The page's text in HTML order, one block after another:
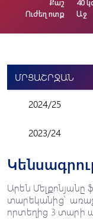
Քաշ
Ուժեղ ոտք
40
Աջ
ՄՐՑԱՇՐՋԱՆ
2024/25
2023/24
Արեն Մելքոնյանը
տարեկանից՝
որտեղից 3 տարի